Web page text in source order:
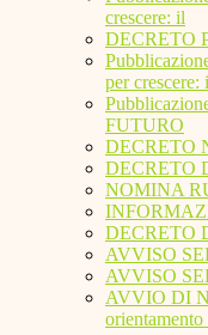
crescere: il
DECRETO
per crescere:
FUTURO
DECRETO
DECRETO
NOMINA
DECRETO
AVVISO
AVVISO
AVVIO DI